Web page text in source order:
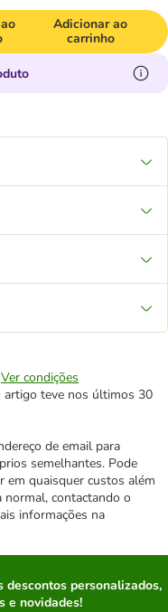
Adicionar ao
carrinho
Ver condições
artigo teve nos últimos 30
de email para
semelhantes. Pode
em quaisquer custos além
contactando o
informações na
descontos personalizados,
e novidades!